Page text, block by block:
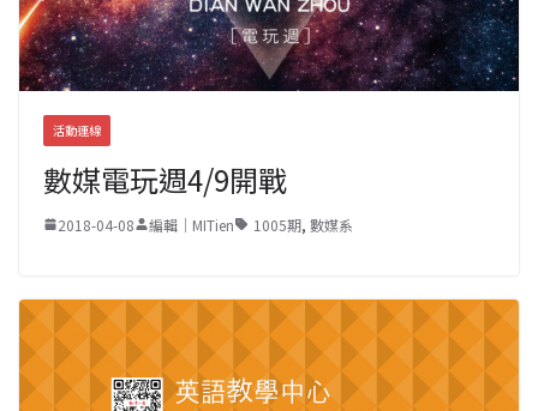
活動連線
數媒電玩週4/9開戰
2018-04-08 編輯｜MITien 1005期, 數媒系